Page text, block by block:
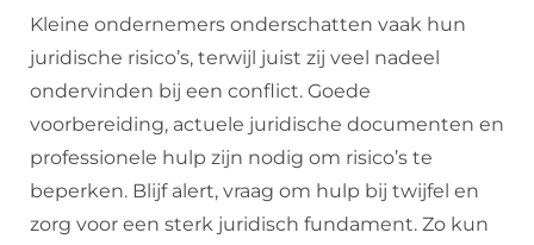
Kleine ondernemers onderschatten vaak hun
juridische risico’s, terwijl juist zij veel nadeel
ondervinden bij een conflict. Goede
voorbereiding, actuele juridische documenten en
professionele hulp zijn nodig om risico’s te
beperken. Blijf alert, vraag om hulp bij twijfel en
zorg voor een sterk juridisch fundament. Zo kun